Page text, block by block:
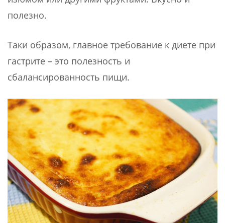
полезно.
Таки образом, главное требование к диете при
гастрите – это полезность и
сбалансированность пищи.